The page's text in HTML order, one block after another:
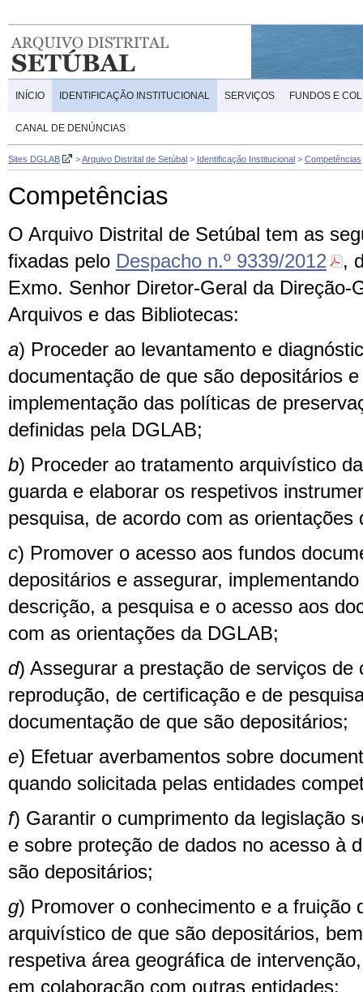
INÍCIO IDENTIFICAÇÃO INSTITUCIONAL SERVIÇOS FUNDOS E
CANAL DE DENÚNCIAS
Sites DGLAB >Arquivo Distrital de Setúbal > Identificação Institucional > Competências
Competências
O Arquivo Distrital de Setúbal tem as
fixadas pelo Despacho n.º 9339/2012
,
Exmo. Senhor Diretor-Geral da Direção-
Arquivos e das Bibliotecas:
a) Proceder ao levantamento e
documentação de que são depositários
implementação das políticas de
definidas pela DGLAB;
b) Proceder ao tratamento arquivístico
guarda e elaborar os respetivos
pesquisa, de acordo com as orientações
c) Promover o acesso aos fundos
depositários e assegurar,
descrição, a pesquisa e o acesso aos
com as orientações da DGLAB;
d) Assegurar a prestação de serviços de
reprodução, de certificação e de
documentação de que são depositários;
e) Efetuar averbamentos sobre
quando solicitada pelas entidades
f) Garantir o cumprimento da legislação
e sobre proteção de dados no acesso à
são depositários;
g) Promover o conhecimento e a fruição
arquivístico de que são depositários,
respetiva área geográfica de
em colaboração com outras entidades;